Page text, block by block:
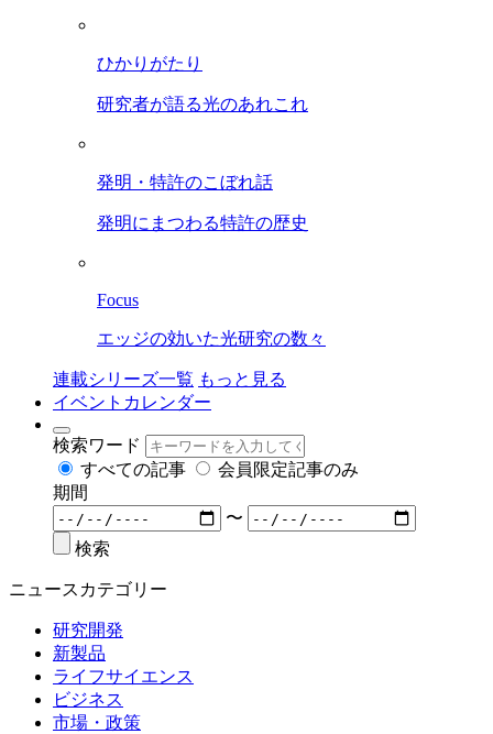
ひかりがたり
研究者が語る光のあれこれ
発明・特許のこぼれ話
発明にまつわる特許の歴史
Focus
エッジの効いた光研究の数々
連載シリーズ一覧 もっと見る
イベントカレンダー
検索ワード
すべての記事
会員限定記事のみ
期間
〜
検索
ニュースカテゴリー
研究開発
新製品
ライフサイエンス
ビジネス
市場・政策